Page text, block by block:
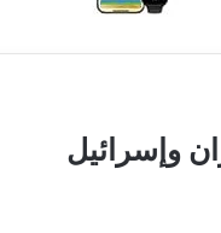
وإسرائيل